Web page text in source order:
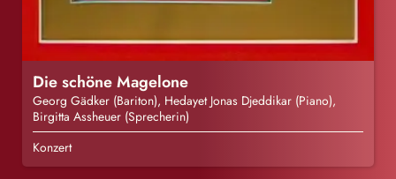
Die schöne Magelone
Georg Gädker (Bariton), Hedayet Jonas Djeddikar (Piano),
Birgitta Assheuer (Sprecherin)
Konzert